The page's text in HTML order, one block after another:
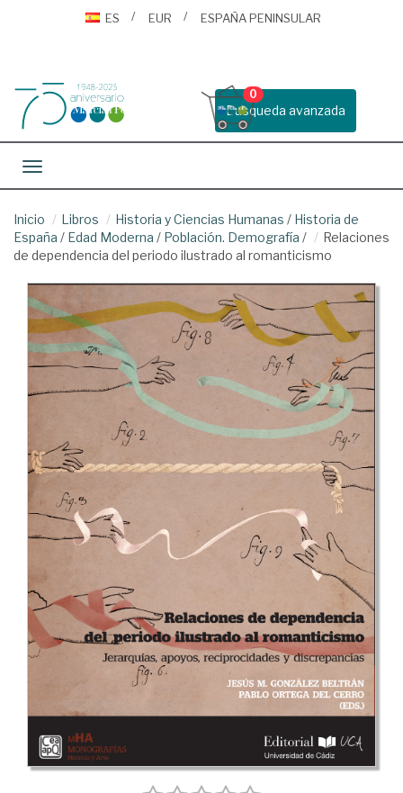
ES
EUR ESPAÑA PENINSULAR
Busqueda avanzada
0
Toggle navigation
Inicio Libros Historia y Ciencias Humanas / Historia de
España / Edad Moderna / Población. Demografía /
Relaciones
de dependencia del periodo ilustrado al romanticismo